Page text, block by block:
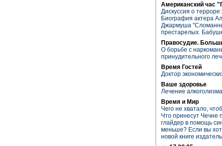
Американский час
Дискуссия о
Биография актера
Джармуша
престарелых.
Правосудие.
О борьбе с
принудительного
Время Гостей
Доктор
Ваше здоровье
Лечение алкоголизма
Время и Мир
Чего не хватало,
Что принесут
глайдер в помощь
меньше? Если вы
новой книге